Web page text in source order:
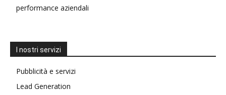
performance aziendali
I nostri servizi
Pubblicità e servizi
Lead Generation